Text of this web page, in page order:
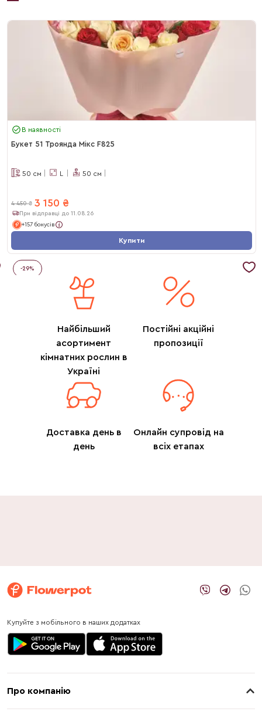
В наявності
Букет 51 Троянда Мікс F825
50 см L 50 см
4 450 ₴ 3 150 ₴
При відправці до 11.08.26
+157 бонусів
Купити
-29%
Найбільший
асортимент
кімнатних рослин в
Україні
Постійні акційні
пропозиції
Доставка день в
день
Онлайн супровід на
всіх етапах
Купуйте з мобільного в наших додатках
Про компанію